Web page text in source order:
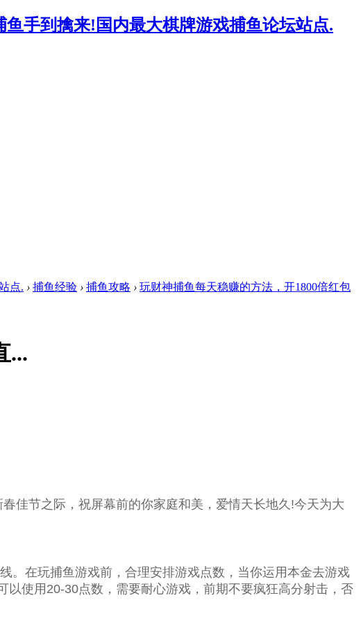
点. › 捕鱼经验 › 捕鱼攻略 › 玩财神捕鱼每天稳赚的方法，开1800倍红包
...
佳节之际，祝屏幕前的你家庭和美，爱情天长地久!今天为大
在玩捕鱼游戏前，合理安排游戏点数，当你运用本金去游戏
使用20-30点数，需要耐心游戏，前期不要疯狂高分射击，否